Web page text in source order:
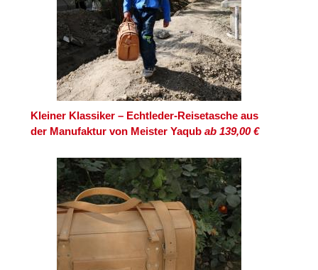
Kleiner Klassiker – Echtleder-Reisetasche aus
der Manufaktur von Meister Yaqub ab 139,00 €